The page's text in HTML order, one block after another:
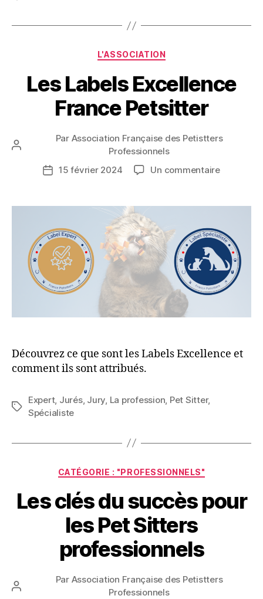
Catégories
L'ASSOCIATION
Les Labels Excellence
France Petsitter
Auteur
l’article
Par Association Française des Petistters
Professionnels
Date15 février 2024 Un commentairesur
Petsitter
Découvrez ce que sont les Labels Excellence et
comment ils sont attribués.
Étiquettes
Expert, Jurés, Jury La profession Pet Sitter,
Spécialiste
Catégories
CATÉGORIE : "PROFESSIONNELS"
Les clés du succès pour
les Pet Sitters
professionnels
Auteur
Par Association Française des Petistters
Professionnels